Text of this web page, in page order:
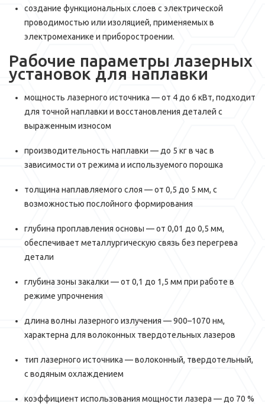
создание функциональных слоев с электрической
проводимостью или изоляцией, применяемых в
электромеханике и приборостроении.
Рабочие параметры лазерных
установок для наплавки
мощность лазерного источника — от 4 до 6 кВт, подходит
для точной наплавки и восстановления деталей с
выраженным износом
производительность наплавки — до 5 кг в час в
зависимости от режима и используемого порошка
толщина наплавляемого слоя — от 0,5 до 5 мм, с
возможностью послойного формирования
глубина проплавления основы — от 0,01 до 0,5 мм,
обеспечивает металлургическую связь без перегрева
детали
глубина зоны закалки — от 0,1 до 1,5 мм при работе в
режиме упрочнения
длина волны лазерного излучения — 900–1070 нм,
характерна для волоконных твердотельных лазеров
тип лазерного источника — волоконный, твердотельный,
с водяным охлаждением
коэффициент использования мощности лазера — до 70 %